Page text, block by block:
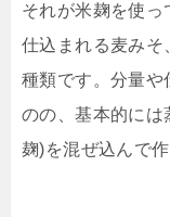
それが米麹を使っ
仕込まれる麦みそ
種類です。分量や
のの、基本的には
麹)を混ぜ込んで